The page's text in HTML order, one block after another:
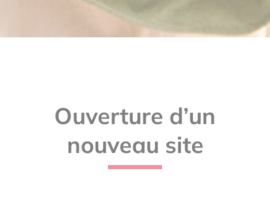
Ouverture d’un
nouveau site